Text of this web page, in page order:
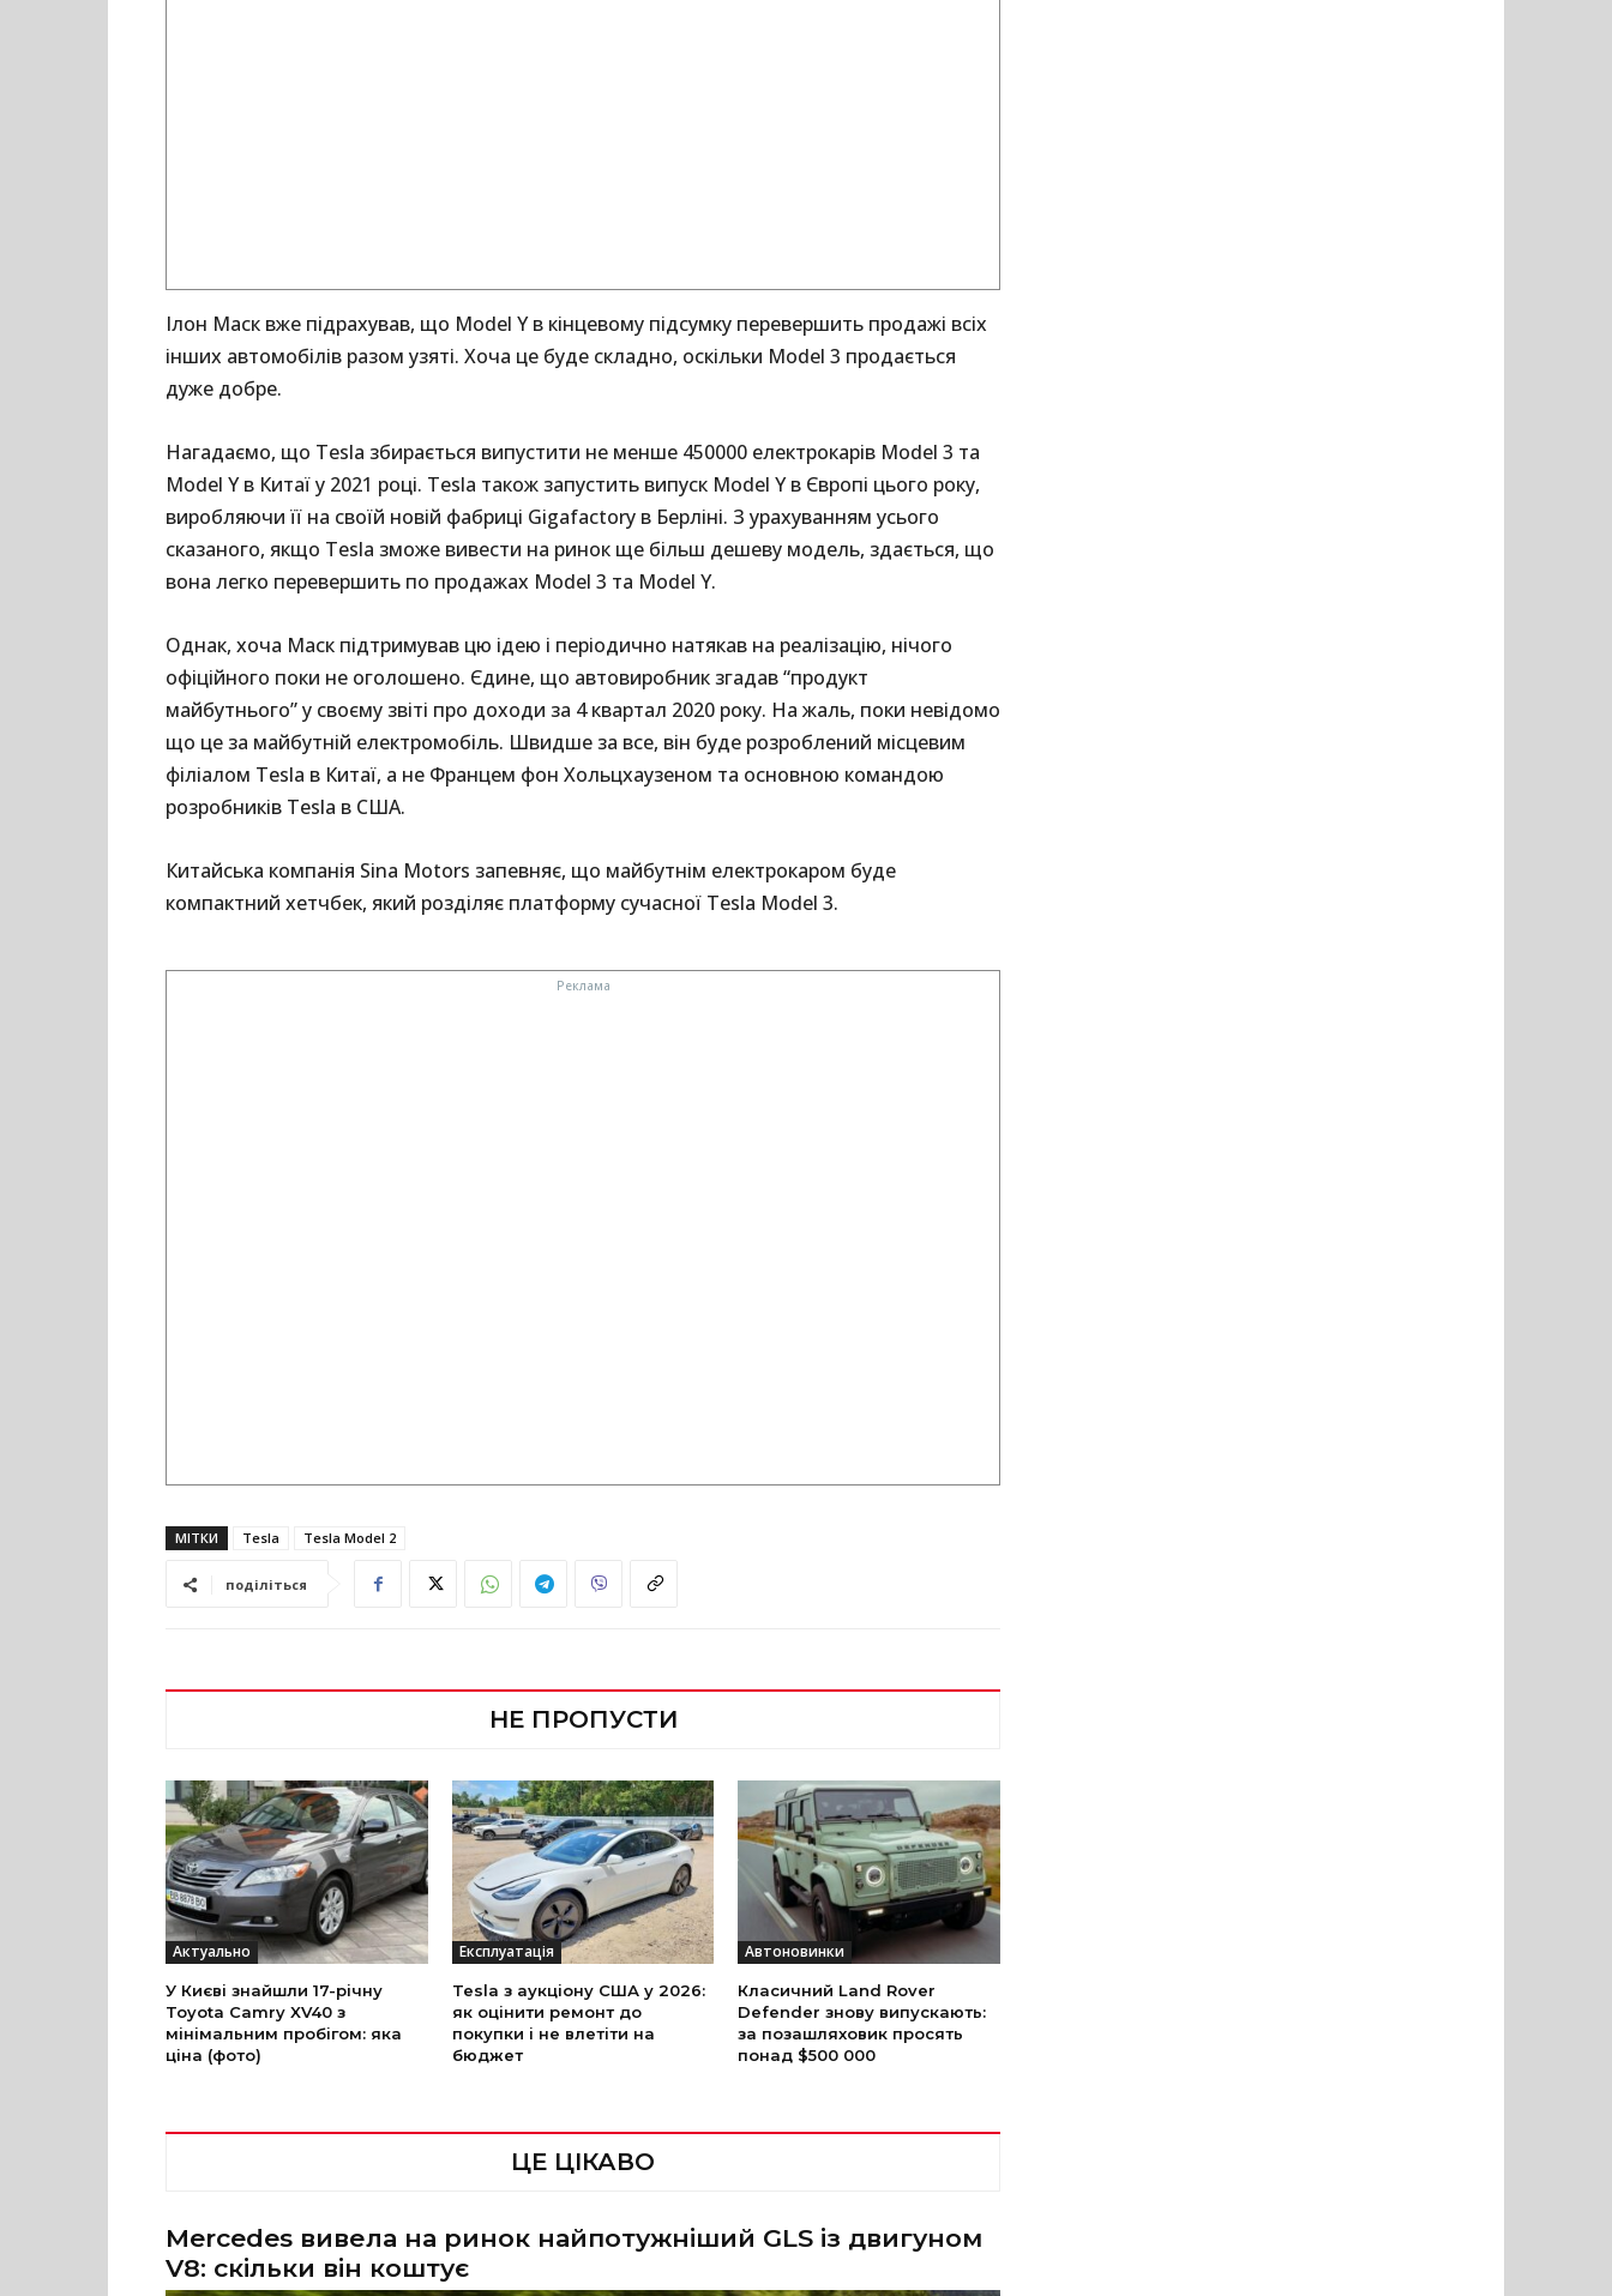
Ілон Маск вже підрахував, що Model Y в кінцевому підсумку перевершить продажі всіх
інших автомобілів разом узяті. Хоча це буде складно, оскільки Model 3 продається
дуже добре.
Нагадаємо, що Tesla збирається випустити не менше 450000 електрокарів Model 3 та
Model Y в Китаї у 2021 році. Tesla також запустить випуск Model Y в Європі цього року,
виробляючи її на своїй новій фабриці Gigafactory в Берліні. З урахуванням усього
сказаного, якщо Tesla зможе вивести на ринок ще більш дешеву модель, здається, що
вона легко перевершить по продажах Model 3 та Model Y.
Однак, хоча Маск підтримував цю ідею і періодично натякав на реалізацію, нічого
офіційного поки не оголошено. Єдине, що автовиробник згадав “продукт
майбутнього” у своєму звіті про доходи за 4 квартал 2020 року. На жаль, поки невідомо
що це за майбутній електромобіль. Швидше за все, він буде розроблений місцевим
філіалом Tesla в Китаї, а не Францем фон Хольцхаузеном та основною командою
розробників Tesla в США.
Китайська компанія Sina Motors запевняє, що майбутнім електрокаром буде
компактний хетчбек, який розділяє платформу сучасної Tesla Model 3.
МІТКИ Tesla Tesla Model 2
поділіться
НЕ ПРОПУСТИ
Актуально
У Києві знайшли 17-річну
Toyota Camry XV40 з
мінімальним пробігом: яка
ціна (фото)
Експлуатація
Tesla з аукціону США у 2026:
як оцінити ремонт до
покупки і не влетіти на
бюджет
Автоновинки
Класичний Land Rover
Defender знову випускають:
за позашляховик просять
понад $500 000
ЦЕ ЦІКАВО
Mercedes вивела на ринок найпотужніший GLS із двигуном
V8: скільки він коштує